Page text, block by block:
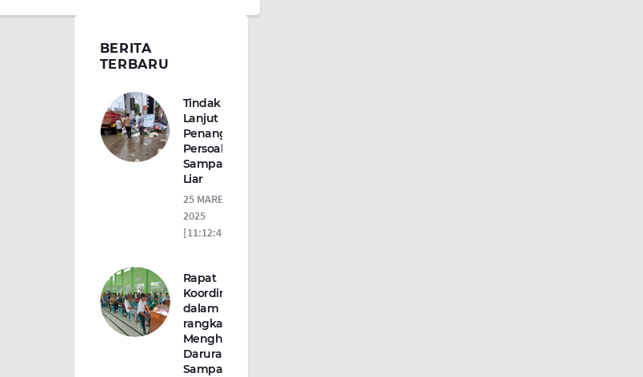
BERITA
TERBARU
Tindak
Lanjut
Penanganan
Persoalan
Sampah
Liar
25 MARET
2025
[11:12:46]
Rapat
Koordinasi
dalam
rangka
Menghadapi
Darurat
Sampah